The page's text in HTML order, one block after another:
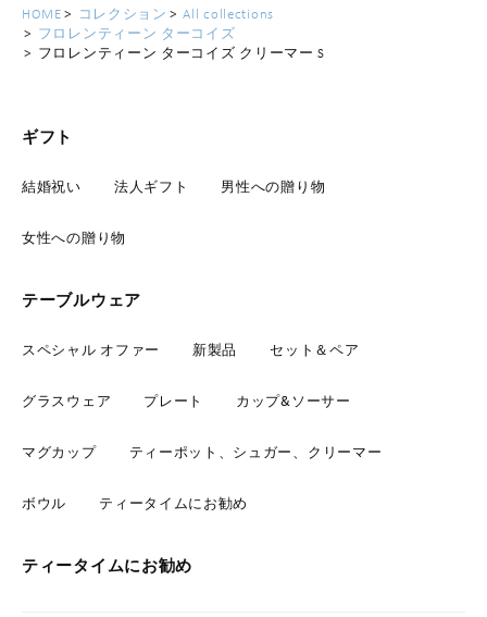
HOME コレクション
All collections
フロレンティーン ターコイズ
フロレンティーン ターコイズ クリーマー S
ギフト
結婚祝い 法人ギフト 男性への贈り物
女性への贈り物
テーブルウェア
スペシャル オファー 新製品 セット＆ペア
グラスウェア プレート カップ&ソーサー
マグカップ ティーポット、シュガー、クリーマー
ボウル ティータイムにお勧め
ティータイムにお勧め